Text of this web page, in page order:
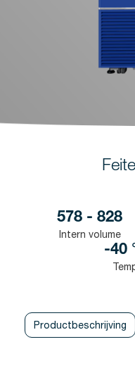
578 - 828
Intern volume
-40
Productbeschrijving